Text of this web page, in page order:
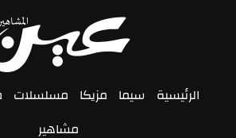
الرئيسية سيما مزيكا مسلسلات
مشاهير